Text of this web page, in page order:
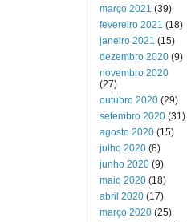
março 2021 (39)
fevereiro 2021 (18)
janeiro 2021 (15)
dezembro 2020 (9)
novembro 2020
(27)
outubro 2020 (29)
setembro 2020 (31)
agosto 2020 (15)
julho 2020 (8)
junho 2020 (9)
maio 2020 (18)
abril 2020 (17)
março 2020 (25)